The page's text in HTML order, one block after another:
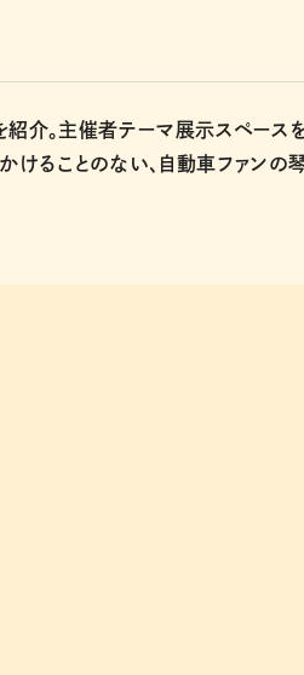
介。主催者テーマ展示スペース
けることのない、自動車ファンの